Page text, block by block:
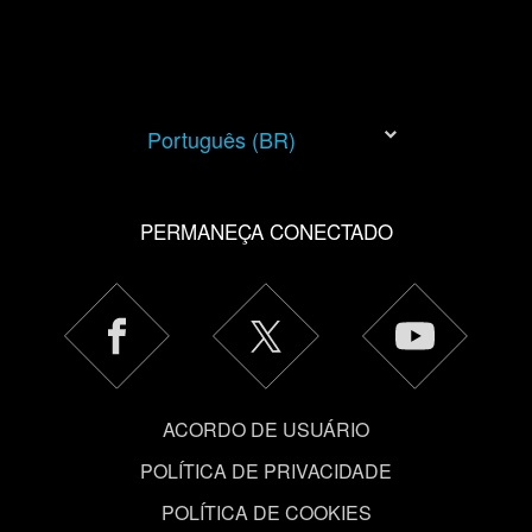
Português (BR)
PERMANEÇA CONECTADO
ACORDO DE USUÁRIO
POLÍTICA DE PRIVACIDADE
POLÍTICA DE COOKIES